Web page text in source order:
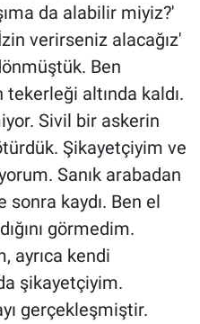
da alabilir miyiz?'
verirseniz alacağız'
Ben
altında kaldı.
Sivil bir askerin
Şikayetçiyim ve
Sanık arabadan
sonra kaydı. Ben el
görmedim.
ayrıca kendi
şikayetçiyim.
gerçekleşmiştir.